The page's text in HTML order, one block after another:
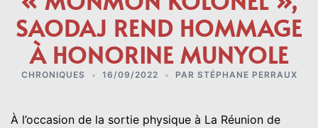
SAODAJ REND HOMMAGE
À HONORINE MUNYOLE
CHRONIQUES 16/09/2022 PAR STÉPHANE PERRAUX
À l’occasion de la sortie physique à La Réunion de